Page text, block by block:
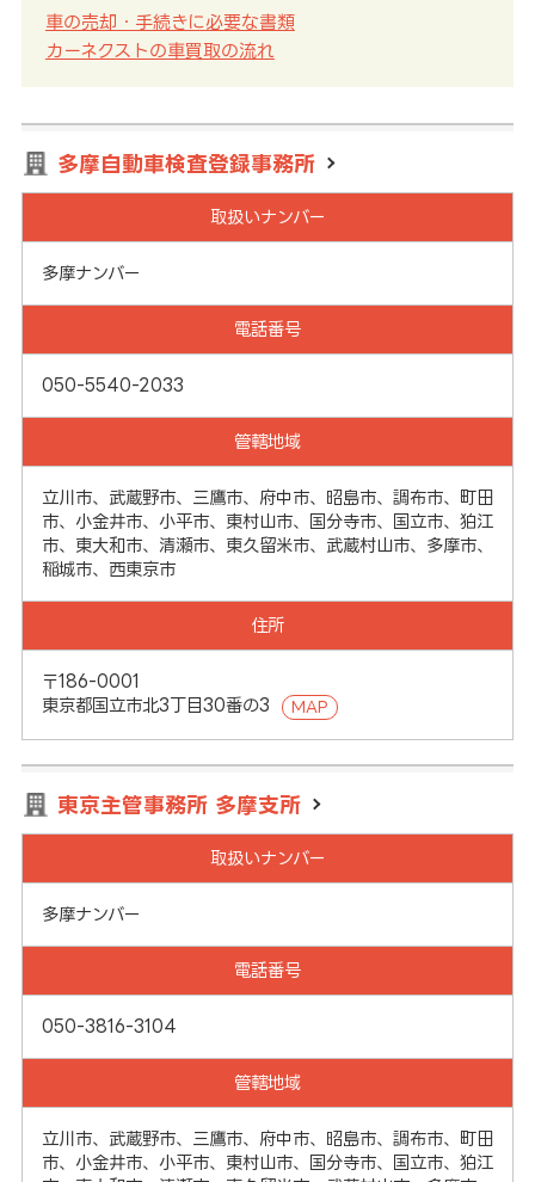
車の売却・手続きに必要な書類
カーネクストの車買取の流れ
多摩自動車検査登録事務所
取扱いナンバー
多摩ナンバー
電話番号
050-5540-2033
管轄地域
立川市、武蔵野市、三鷹市、府中市、昭島市、調布市、町田
市、小金井市、小平市、東村山市、国分寺市、国立市、狛江
市、東大和市、清瀬市、東久留米市、武蔵村山市、多摩市、
稲城市、西東京市
住所
〒186-0001
東京都国立市北3丁目30番の3
MAP
東京主管事務所 多摩支所
取扱いナンバー
多摩ナンバー
電話番号
050-3816-3104
管轄地域
立川市、武蔵野市、三鷹市、府中市、昭島市、調布市、町田
市、小金井市、小平市、東村山市、国分寺市、国立市、狛江